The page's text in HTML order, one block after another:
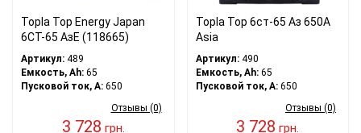
Topla Top Energy Japan
6CT-65 АзЕ (118665)
Артикул: 489
Емкость, Ah: 65
Пусковой ток, A: 650
Отзывы (0)
3 728 грн.
Topla Top 6ст-65 Аз 650А
Asia
Артикул:490
Емкость, Ah:65
Пусковой ток, A:650
Отзывы (0)
3 728 грн.